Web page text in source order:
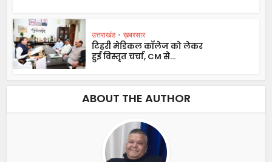
उत्तराखंड • ख़बरसार
टिहरी मेडिकल कॉलेज को लेकर
हुई विस्तृत चर्चा, CM से...
ABOUT THE AUTHOR